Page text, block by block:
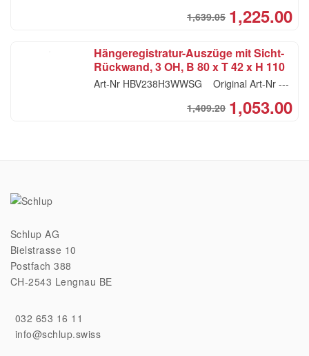
1,639.05 1,225.00
Hängeregistratur-Auszüge mit Sicht-
Rückwand, 3 OH, B 80 x T 42 x H 110
cm, weiss / weiss
Art-Nr HBV238H3WWSG Original Art-Nr ---
1,409.20 1,053.00
Schlup AG
Bielstrasse 10
Postfach 388
CH-2543 Lengnau BE
032 653 16 11
info@schlup.swiss